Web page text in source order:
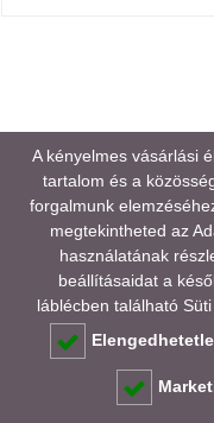
A kényelmes vásárlási
tartalom és a
forgalmunk
megtekintheted az
használatának
beállításaidat a
láblécben található